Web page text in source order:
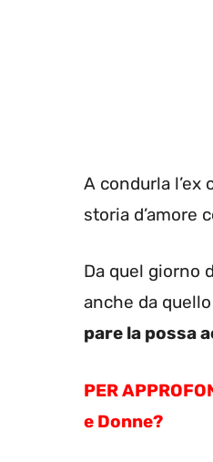
A condurla
storia d’amore
Da quel giorno
anche da
pare la possa
PER
e Donne?